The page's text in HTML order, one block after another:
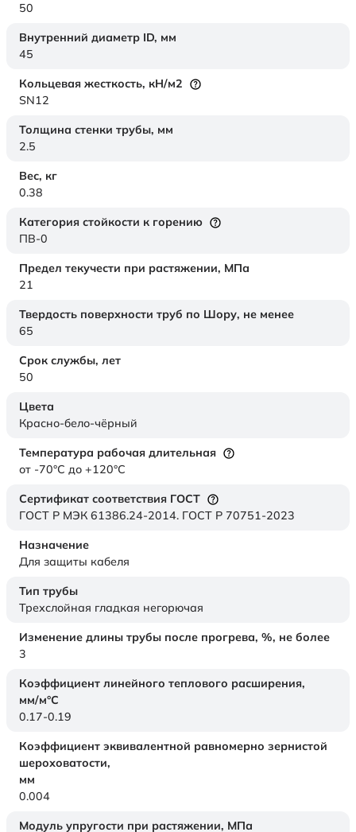
50
Внутренний диаметр ID, мм
45
Кольцевая жесткость, кН/м2
SN12
Толщина стенки трубы, мм
2.5
Вес, кг
0.38
Категория стойкости к горению
ПВ-0
Предел текучести при растяжении, МПа
21
Твердость поверхности труб по Шору, не менее
65
Срок службы, лет
50
Цвета
Красно-бело-чёрный
Температура рабочая длительная
от -70°C до +120°C
Сертификат соответствия ГОСТ
ГОСТ Р МЭК 61386.24-2014. ГОСТ Р 70751-2023
Назначение
Для защиты кабеля
Тип трубы
Трехслойная гладкая негорючая
Изменение длины трубы после прогрева, %, не более
3
Коэффициент линейного теплового расширения,
мм/м°С
0.17-0.19
Коэффициент эквивалентной равномерно зернистой
шероховатости,
мм
0.004
Модуль упругости при растяжении, МПа